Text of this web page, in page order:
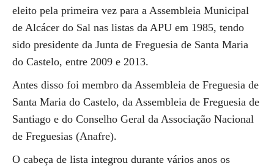
eleito pela primeira vez para a Assembleia Municipal
de Alcácer do Sal nas listas da APU em 1985, tendo
sido presidente da Junta de Freguesia de Santa Maria
do Castelo, entre 2009 e 2013.
Antes disso foi membro da Assembleia de Freguesia de
Santa Maria do Castelo, da Assembleia de Freguesia de
Santiago e do Conselho Geral da Associação Nacional
de Freguesias (Anafre).
O cabeça de lista integrou durante vários anos os